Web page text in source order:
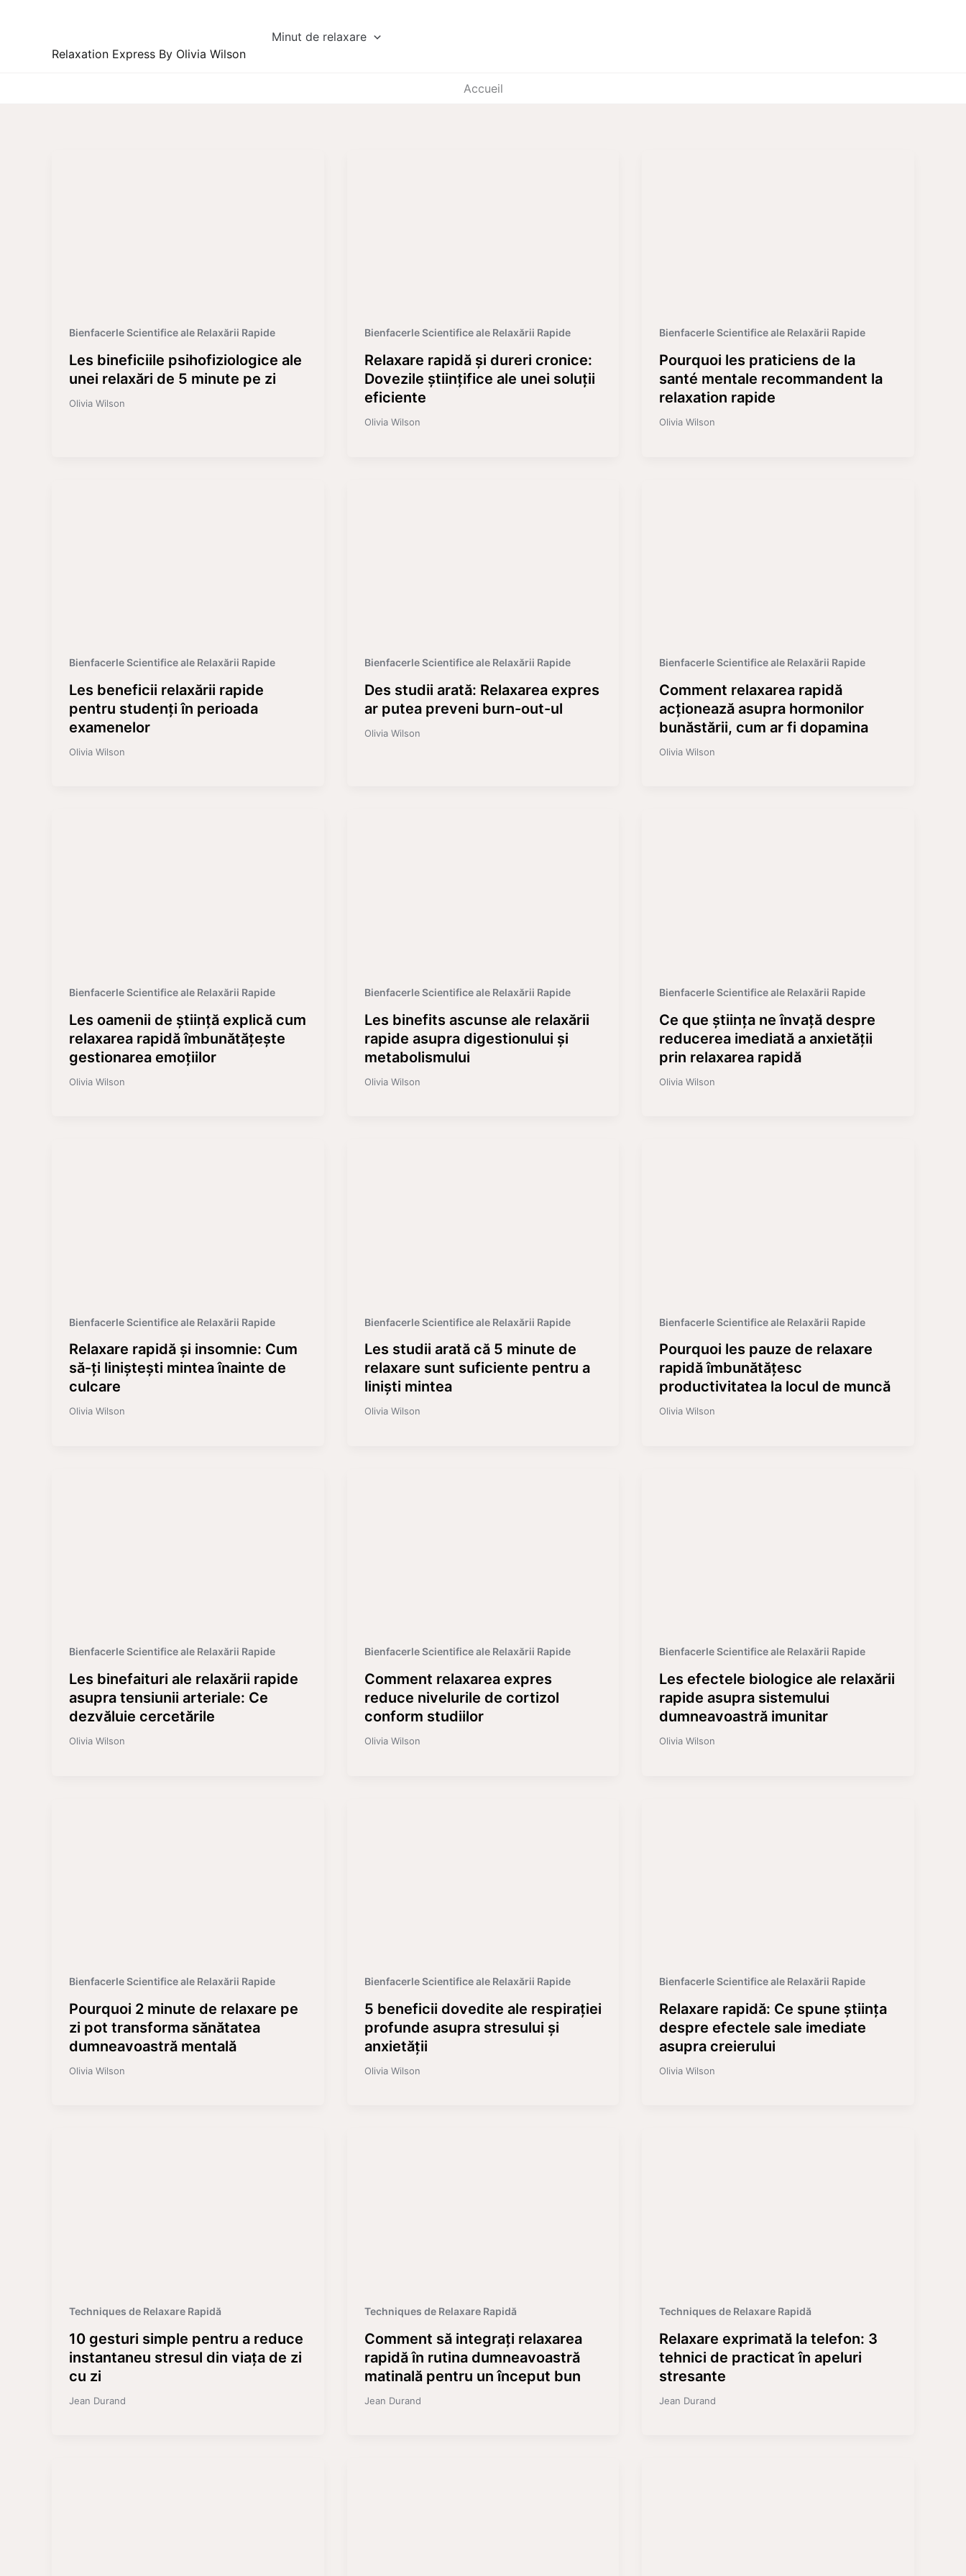
Relaxation Express By Olivia Wilson
Minut de relaxare
Accueil
Bienfacerle Scientifice ale Relaxării Rapide
Les bineficiile psihofiziologice ale
unei relaxări de 5 minute pe zi
Olivia Wilson
Bienfacerle Scientifice ale Relaxării Rapide
Relaxare rapidă și dureri cronice:
Dovezile științifice ale unei soluții
eficiente
Olivia Wilson
Bienfacerle Scientifice ale Relaxării Rapide
Pourquoi les praticiens de la
santé mentale recommandent la
relaxation rapide
Olivia Wilson
Bienfacerle Scientifice ale Relaxării Rapide
Les beneficii relaxării rapide
pentru studenți în perioada
examenelor
Olivia Wilson
Bienfacerle Scientifice ale Relaxării Rapide
Des studii arată: Relaxarea expres
ar putea preveni burn-out-ul
Olivia Wilson
Bienfacerle Scientifice ale Relaxării Rapide
Comment relaxarea rapidă
acționează asupra hormonilor
bunăstării, cum ar fi dopamina
Olivia Wilson
Bienfacerle Scientifice ale Relaxării Rapide
Les oamenii de știință explică cum
relaxarea rapidă îmbunătățește
gestionarea emoțiilor
Olivia Wilson
Bienfacerle Scientifice ale Relaxării Rapide
Les binefits ascunse ale relaxării
rapide asupra digestionului și
metabolismului
Olivia Wilson
Bienfacerle Scientifice ale Relaxării Rapide
Ce que știința ne învață despre
reducerea imediată a anxietății
prin relaxarea rapidă
Olivia Wilson
Bienfacerle Scientifice ale Relaxării Rapide
Relaxare rapidă și insomnie: Cum
să-ți liniștești mintea înainte de
culcare
Olivia Wilson
Bienfacerle Scientifice ale Relaxării Rapide
Les studii arată că 5 minute de
relaxare sunt suficiente pentru a
liniști mintea
Olivia Wilson
Bienfacerle Scientifice ale Relaxării Rapide
Pourquoi les pauze de relaxare
rapidă îmbunătățesc
productivitatea la locul de muncă
Olivia Wilson
Bienfacerle Scientifice ale Relaxării Rapide
Les binefaituri ale relaxării rapide
asupra tensiunii arteriale: Ce
dezvăluie cercetările
Olivia Wilson
Bienfacerle Scientifice ale Relaxării Rapide
Comment relaxarea expres
reduce nivelurile de cortizol
conform studiilor
Olivia Wilson
Bienfacerle Scientifice ale Relaxării Rapide
Les efectele biologice ale relaxării
rapide asupra sistemului
dumneavoastră imunitar
Olivia Wilson
Bienfacerle Scientifice ale Relaxării Rapide
Pourquoi 2 minute de relaxare pe
zi pot transforma sănătatea
dumneavoastră mentală
Olivia Wilson
Bienfacerle Scientifice ale Relaxării Rapide
5 beneficii dovedite ale respirației
profunde asupra stresului și
anxietății
Olivia Wilson
Bienfacerle Scientifice ale Relaxării Rapide
Relaxare rapidă: Ce spune știința
despre efectele sale imediate
asupra creierului
Olivia Wilson
Techniques de Relaxare Rapidă
10 gesturi simple pentru a reduce
instantaneu stresul din viața de zi
cu zi
Jean Durand
Techniques de Relaxare Rapidă
Comment să integrați relaxarea
rapidă în rutina dumneavoastră
matinală pentru un început bun
Jean Durand
Techniques de Relaxare Rapidă
Relaxare exprimată la telefon: 3
tehnici de practicat în apeluri
stresante
Jean Durand